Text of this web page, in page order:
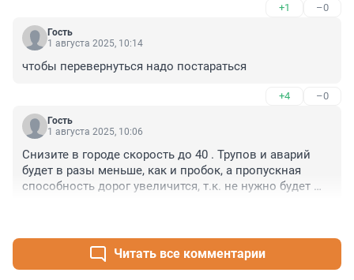
+1 –0
Гость
1 августа 2025, 10:14
чтобы перевернуться надо постараться
+4 –0
Гость
1 августа 2025, 10:06
Снизите в городе скорость до 40 . Трупов и аварий
будет в разы меньше, как и пробок, а пропускная
способность дорог увеличится, т.к. не нужно будет
Читать все комментарии